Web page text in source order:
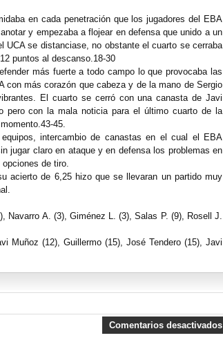
en cada penetración que los jugadores del EBA
y empezaba a flojear en defensa que unido a un
se distanciase, no obstante el cuarto se cerraba
puntos al descanso.18-30
más fuerte a todo campo lo que provocaba las
más corazón que cabeza y de la mano de Sergio
El cuarto se cerró con una canasta de Javi
pero con la mala noticia para el último cuarto de la
45.
intercambio de canastas en el cual el EBA
jugar claro en ataque y en defensa los problemas en
de tiro.
acierto de 6,25 hizo que se llevaran un partido muy
Navarro A. (3), Giménez L. (3), Salas P. (9), Rosell J.
Muñoz (12), Guillermo (15), José Tendero (15), Javi
Comentarios desactivados